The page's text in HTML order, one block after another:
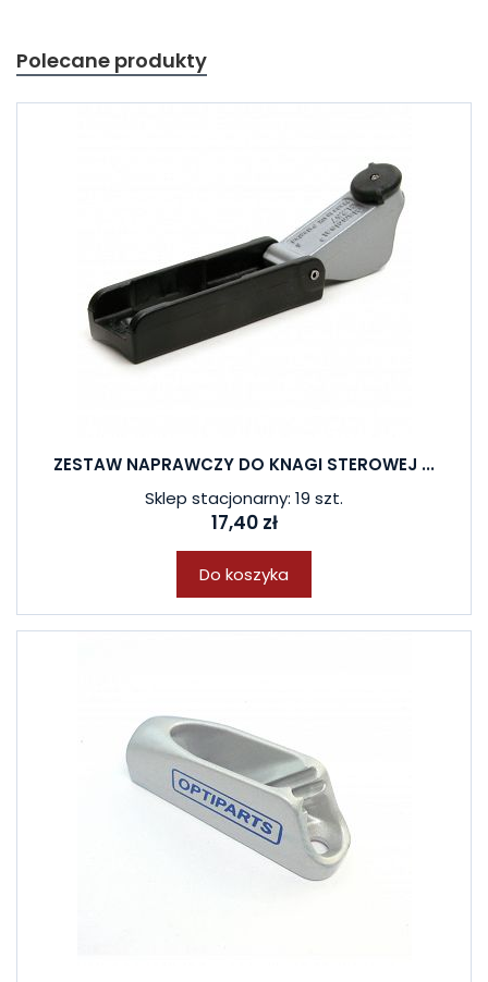
Polecane produkty
ZESTAW NAPRAWCZY DO KNAGI STEROWEJ ...
Sklep stacjonarny: 19 szt.
17,40 zł
Do koszyka